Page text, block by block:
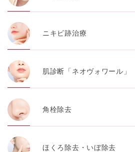
ニキビ跡治療
肌診断「ネオヴォワール」
角栓除去
ほくろ除去・いぼ除去